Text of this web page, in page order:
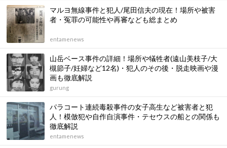
マルヨ無線事件と犯人/尾田信夫の現在！場所や被害
者・冤罪の可能性や再審なども総まとめ
entamenews
山岳ベース事件の詳細！場所や犠牲者(遠山美枝子/大
槻節子/妊婦など12名)・犯人のその後・脱走映画や漫
画も徹底解説
gurung
パラコート連続毒殺事件の女子高生など被害者と犯
人！模倣犯や自作自演事件・テセウスの船との関係も
徹底解説
entamenews